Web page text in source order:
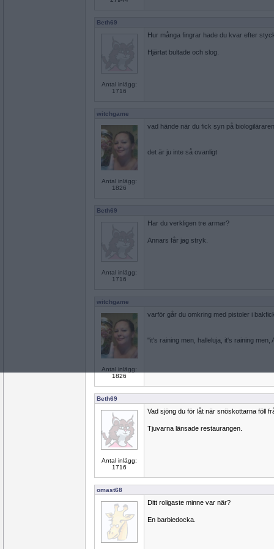
Beth69
Antal inlägg:
1716
Hur många fingrar hade du kvar efter
Hjärtat bultade och slog.
witchgame
Antal inlägg:
1826
vad hände när du fick syn på
det är ju inte så ovanligt
Beth69
Antal inlägg:
1716
Har du verkligen tre armar?
Annars får jag stryk.
witchgame
Antal inlägg:
1826
varför går du omkring med pistoler i
"it's raining men, halleluja, it's raining men,
Beth69
Antal inlägg:
1716
Vad sjöng du för låt när snöskottarna föll
Tjuvarna länsade restaurangen.
omast68
Ditt roligaste minne var när?
En barbiedocka.